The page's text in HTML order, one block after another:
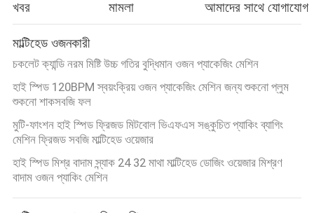
আমাদের
সম্পর্কে
ফ্যাক্টরি
ট্যুর
মান
নিয়ন্ত্রণ
খবর
মামলা আমাদের সাথে যোগাযোগ
মাল্টিহেড ওজনকারী
চকলেট ক্যান্ডি নরম মিষ্টি উচ্চ গতির বুদ্ধিমান ওজন প্যাকেজিং মেশিন
হাই স্পিড 120BPM স্বয়ংক্রিয় ওজন প্যাকেজিং মেশিন জন্য শুকনো প্লুম
শুকনো শাকসবজি ফল
মুটি-ফাংশন হাই স্পিড ফ্রিজড মিটবোল ভিএফএস সঙ্কুচিত প্যাকিং ব্যাগিং
মেশিন ফ্রিজড সবজি মাল্টিহেড ওয়েজার
হাই স্পিড মিশ্র বাদাম স্ন্যাক 24 32 মাথা মাল্টিহেড ডোজিং ওয়েজার মিশ্রণ
বাদাম ওজন প্যাকিং মেশিন